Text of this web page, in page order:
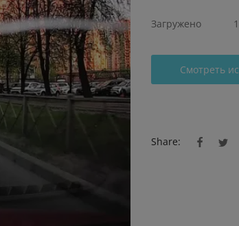
Загружено
Смотреть
Share: